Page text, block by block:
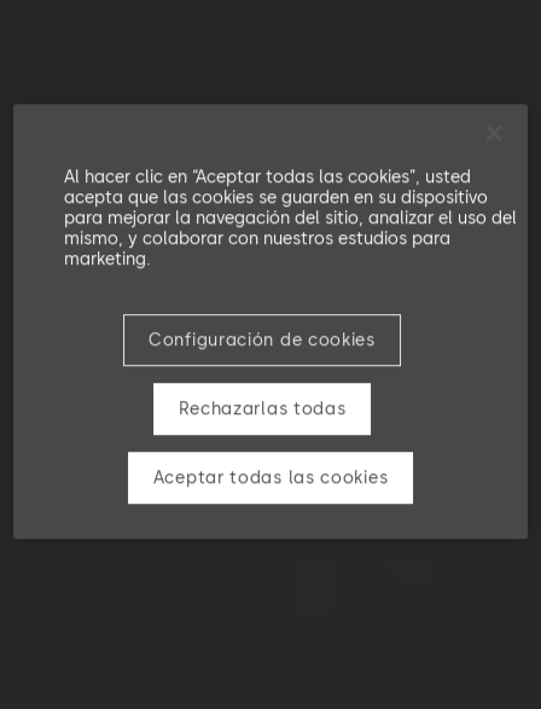
Al hacer clic en “Aceptar todas las cookies”, usted
acepta que las cookies se guarden en su dispositivo
para mejorar la navegación del sitio, analizar el uso del
mismo, y colaborar con nuestros estudios para
marketing.
Configuración de cookies
Rechazarlas todas
Aceptar todas las cookies